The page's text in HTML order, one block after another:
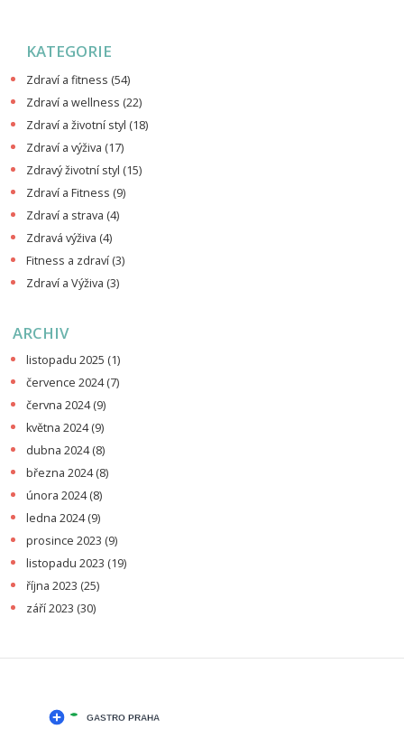
KATEGORIE
Zdraví a fitness (54)
Zdraví a wellness (22)
Zdraví a životní styl (18)
Zdraví a výživa (17)
Zdravý životní styl (15)
Zdraví a Fitness (9)
Zdraví a strava (4)
Zdravá výživa (4)
Fitness a zdraví (3)
Zdraví a Výživa (3)
ARCHIV
listopadu 2025 (1)
července 2024(7)
června 2024(9)
května 2024(9)
dubna 2024(8)
března 2024(8)
února 2024(8)
ledna 2024(9)
prosince 2023 (9)
listopadu 2023 (19)
října 2023 (25)
září 2023 (30)